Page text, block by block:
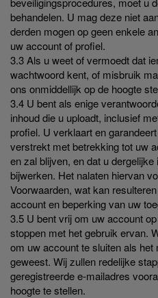
behandelen. U mag deze niet
derden mogen op geen enkele
uw account of profiel.
3.3 Als u weet of vermoedt dat
wachtwoord kent, of misbruik
ons onmiddellijk op de hoogte
3.4 U bent als enige
inhoud die u uploadt, inclusief
profiel. U verklaart en
verstrekt met betrekking tot uw
en zal blijven, en dat u
bijwerken. Het nalaten hiervan
Voorwaarden, wat kan
account en beperking van uw
3.5 U bent vrij om uw account
stoppen met het gebruik ervan.
om uw account te sluiten als het
geweest. Wij zullen redelijke
geregistreerde e-mailadres
hoogte te stellen.